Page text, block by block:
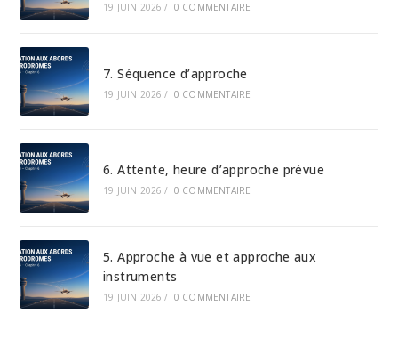
19 JUIN 2026 / 0 COMMENTAIRE
7. Séquence d’approche
19 JUIN 2026 / 0 COMMENTAIRE
6. Attente, heure d’approche prévue
19 JUIN 2026 / 0 COMMENTAIRE
5. Approche à vue et approche aux
instruments
19 JUIN 2026 / 0 COMMENTAIRE